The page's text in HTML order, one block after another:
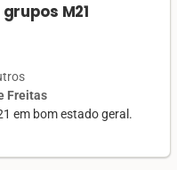
M21
Freitas
em bom estado geral.